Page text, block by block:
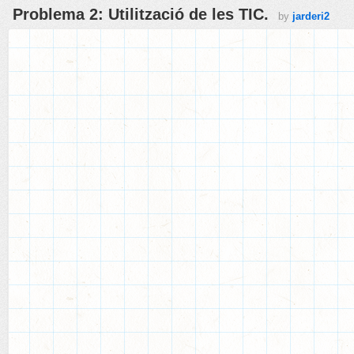
Problema 2: Utilització de les TIC. by jarderi2